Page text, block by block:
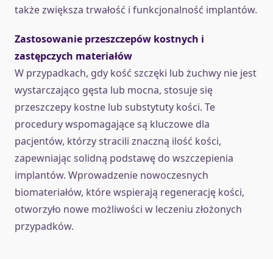
także zwiększa trwałość i funkcjonalność implantów.
Zastosowanie przeszczepów kostnych i
zastępczych materiałów
W przypadkach, gdy kość szczęki lub żuchwy nie jest
wystarczająco gęsta lub mocna, stosuje się
przeszczepy kostne lub substytuty kości. Te
procedury wspomagające są kluczowe dla
pacjentów, którzy stracili znaczną ilość kości,
zapewniając solidną podstawę do wszczepienia
implantów. Wprowadzenie nowoczesnych
biomateriałów, które wspierają regenerację kości,
otworzyło nowe możliwości w leczeniu złożonych
przypadków.